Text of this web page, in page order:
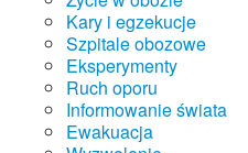
Kary i egzekucje
Szpitale obozowe
Eksperymenty
Ruch oporu
Informowanie świata
Ewakuacja